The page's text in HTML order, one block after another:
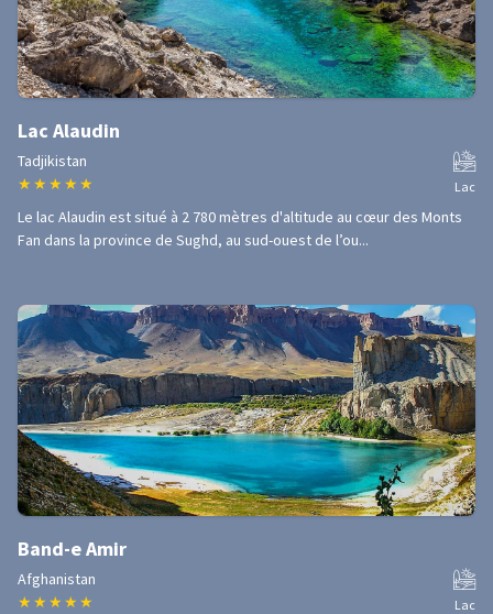
Lac Alaudin
Tadjikistan
★ ★ ★ ★ ★ Lac
Le lac Alaudin est situé à 2 780 mètres d'altitude au cœur des Monts
Fan dans la province de Sughd, au sud-ouest de l’ou...
Band-e Amir
Afghanistan
★ ★ ★ ★ ★ Lac